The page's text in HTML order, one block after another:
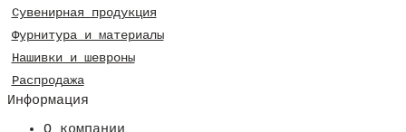
Сувенирная продукция
Фурнитура и материалы
Нашивки и шевроны
Распродажа
Информация